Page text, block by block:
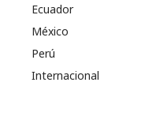
Ecuador
México
Perú
Internacional